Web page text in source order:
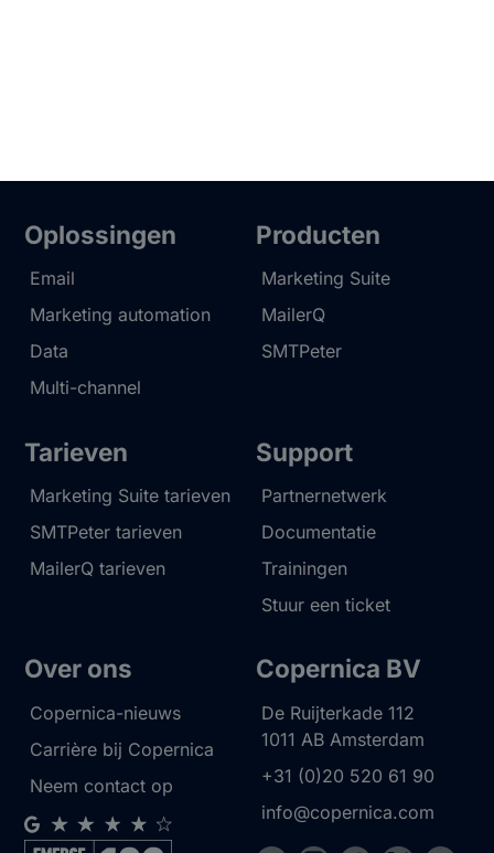
Oplossingen
Email
Marketing automation
Data
Multi-channel
Producten
Marketing Suite
MailerQ
SMTPeter
Tarieven
Marketing Suite tarieven
SMTPeter tarieven
MailerQ tarieven
Support
Partnernetwerk
Documentatie
Trainingen
Stuur een ticket
Over ons
Copernica-nieuws
Carrière bij Copernica
Neem contact op
Copernica BV
De Ruijterkade 112
1011 AB Amsterdam
+31 (0)20 520 61 90
info@copernica.com